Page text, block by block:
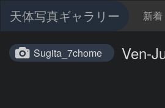
天体写真ギャラリー 新着
Sugita_7chome Ven-